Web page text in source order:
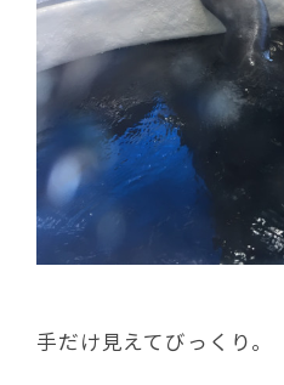
手だけ見えてびっくり。